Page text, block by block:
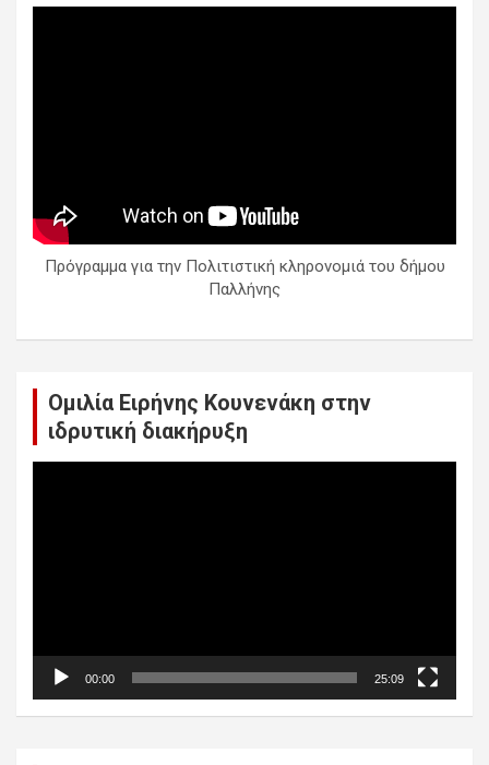
Πρόγραμμα για την Πολιτιστική κληρονομιά του δήμου
Παλλήνης
Ομιλία Ειρήνης Κουνενάκη στην
ιδρυτική διακήρυξη
00:00 25:09